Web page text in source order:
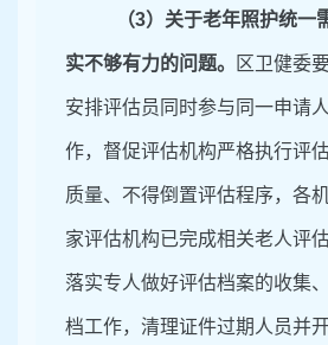
（3）关于老年照护统一
实不够有力的问题。 区卫健委
安排评估员同时参与同一申请
作，督促评估机构严格执行评
质量、不得倒置评估程序，各
家评估机构已完成相关老人评
落实专人做好评估档案的收集
档工作，清理证件过期人员并